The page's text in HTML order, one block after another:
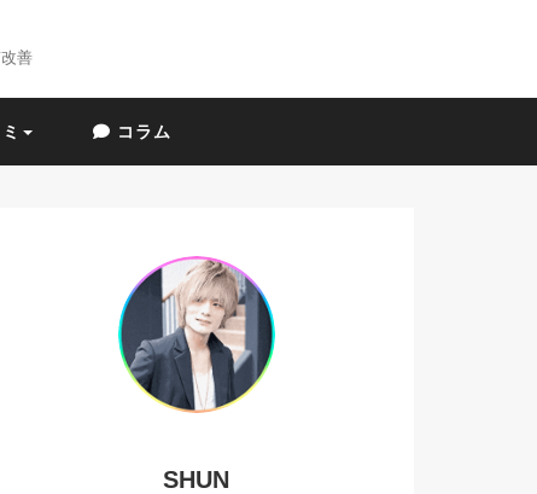
善
コラム
SHUN